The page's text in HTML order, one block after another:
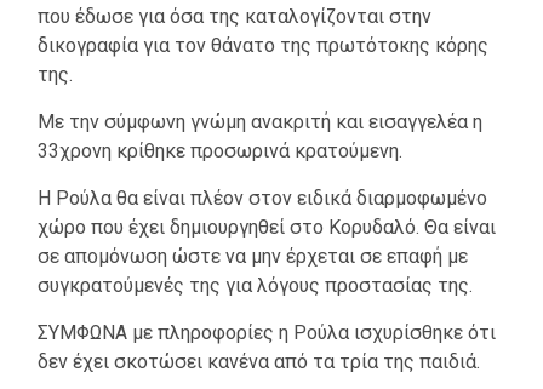
που έδωσε για όσα της καταλογίζονται στην
δικογραφία για τον θάνατο της πρωτότοκης κόρης
της.
Με την σύμφωνη γνώμη ανακριτή και εισαγγελέα η
33χρονη κρίθηκε προσωρινά κρατούμενη.
Η Ρούλα θα είναι πλέον στον ειδικά διαρμοφωμένο
χώρο που έχει δημιουργηθεί στο Κορυδαλό. Θα είναι
σε απομόνωση ώστε να μην έρχεται σε επαφή με
συγκρατούμενές της για λόγους προστασίας της.
ΣΥΜΦΩΝΑ με πληροφορίες η Ρούλα ισχυρίσθηκε ότι
δεν έχει σκοτώσει κανένα από τα τρία της παιδιά.